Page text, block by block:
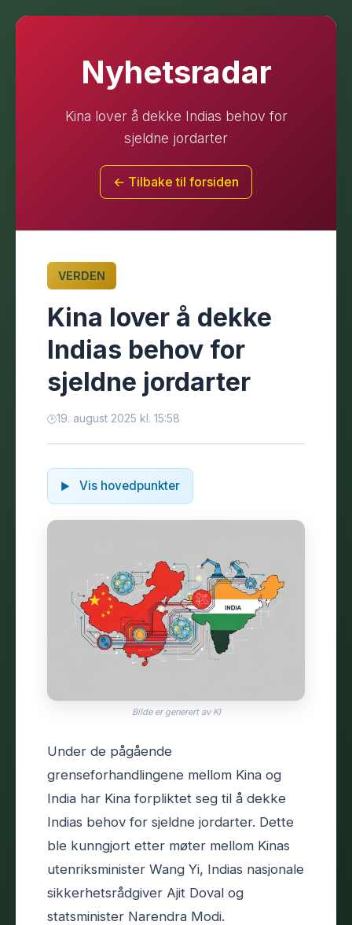
Nyhetsradar
Kina lover å dekke Indias behov for
sjeldne jordarter
← Tilbake til forsiden
VERDEN
Kina lover å dekke
Indias behov for
sjeldne jordarter
19. august 2025 kl. 15:58
Vis hovedpunkter
Bilde er generert av KI
Under de pågående
grenseforhandlingene mellom Kina og
India har Kina forpliktet seg til å dekke
Indias behov for sjeldne jordarter. Dette
ble kunngjort etter møter mellom Kinas
utenriksminister Wang Yi, Indias nasjonale
sikkerhetsrådgiver Ajit Doval og
statsminister Narendra Modi.